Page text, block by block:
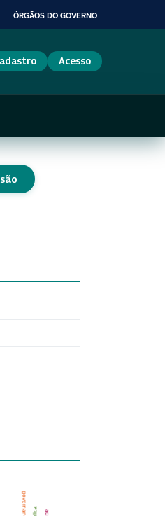
ÓRGÃOS DO GOVERNO
Acesso